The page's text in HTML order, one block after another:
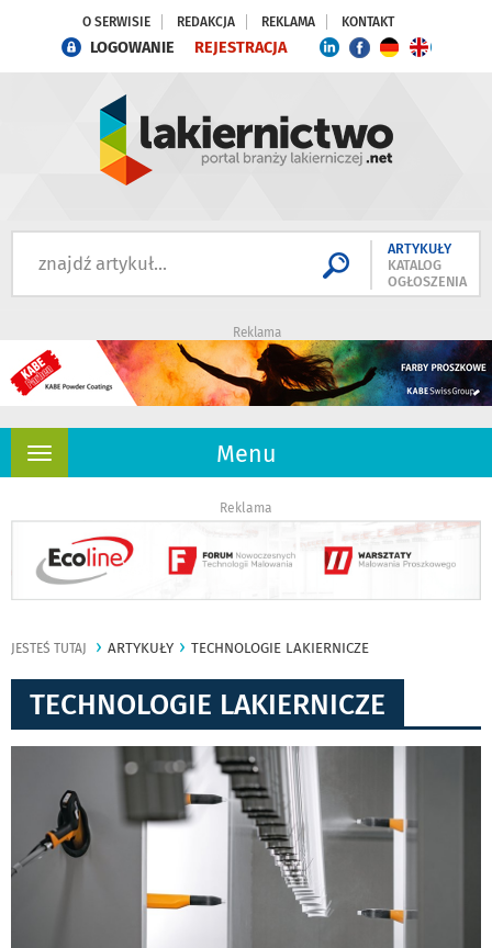
O SERWISIE REDAKCJA REKLAMA KONTAKT
LOGOWANIE REJESTRACJA
ARTYKUŁY
KATALOG
OGŁOSZENIA
Reklama
Menu
Rozwiń
Reklama
JESTEŚ TUTAJ ARTYKUŁY TECHNOLOGIE LAKIERNICZE
TECHNOLOGIE LAKIERNICZE